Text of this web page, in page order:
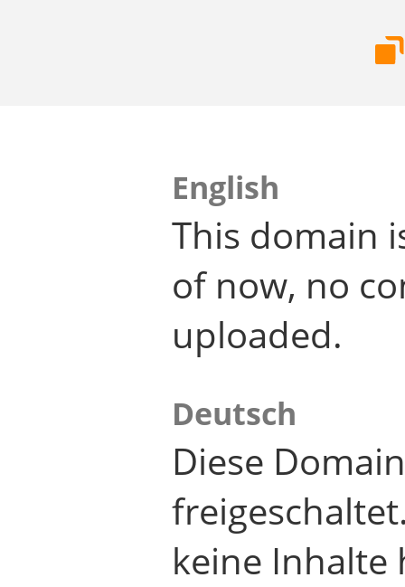
English
This domain
of now, no
uploaded.
Deutsch
Diese
keine Inhalte